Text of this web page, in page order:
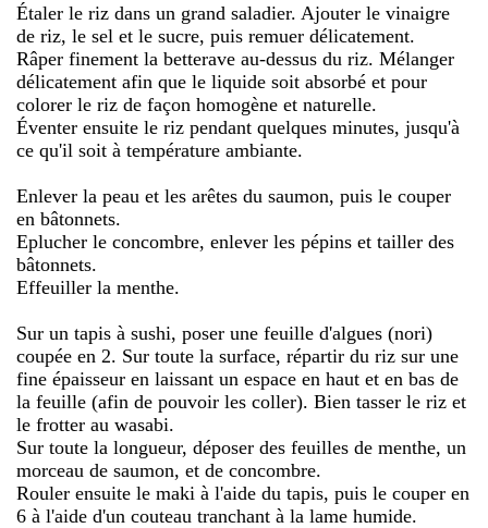
Étaler le riz dans un grand saladier. Ajouter le vinaigre
de riz, le sel et le sucre, puis remuer délicatement.
Râper finement la betterave au-dessus du riz. Mélanger
délicatement afin que le liquide soit absorbé et pour
colorer le riz de façon homogène et naturelle.
Éventer ensuite le riz pendant quelques minutes, jusqu'à
ce qu'il soit à température ambiante.
Enlever la peau et les arêtes du saumon, puis le couper
en bâtonnets.
Eplucher le concombre, enlever les pépins et tailler des
bâtonnets.
Effeuiller la menthe.
Sur un tapis à sushi, poser une feuille d'algues (nori)
coupée en 2. Sur toute la surface, répartir du riz sur une
fine épaisseur en laissant un espace en haut et en bas de
la feuille (afin de pouvoir les coller). Bien tasser le riz et
le frotter au wasabi.
Sur toute la longueur, déposer des feuilles de menthe, un
morceau de saumon, et de concombre.
Rouler ensuite le maki à l'aide du tapis, puis le couper en
6 à l'aide d'un couteau tranchant à la lame humide.